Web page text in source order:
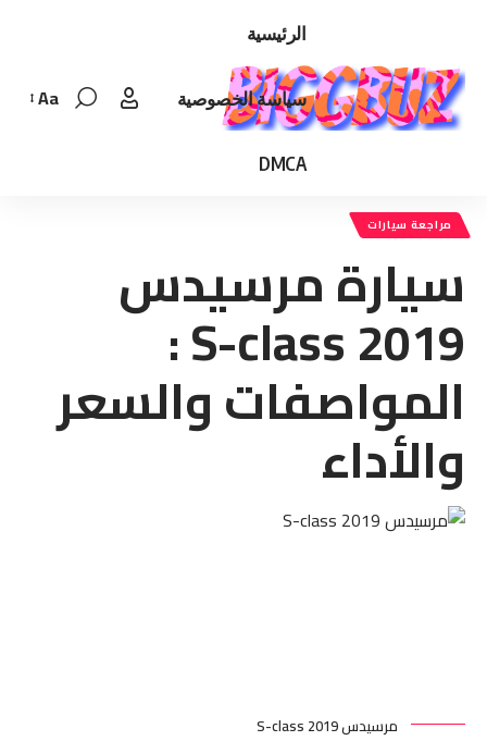
الرئيسية
سياسة الخصوصية
DMCA
Font
Aa
مراجعة سيارات
سيارة مرسيدس​
2019 S-class :
المواصفات والسعر
والأداء
مرسيدس​ 2019 S-class